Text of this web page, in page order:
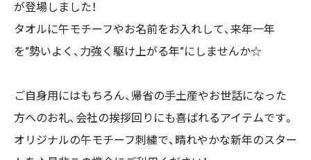
が登場しました！
タオルに午モチーフやお名前をお入れして、来年一年
を”勢いよく、力強く駆け上がる年”にしませんか☆
ご自身用にはもちろん、帰省の手土産やお世話になった
方へのお礼、会社の挨拶回りにも喜ばれるアイテムです。
オリジナルの午モチーフ刺繍で、晴れやかな新年のスター